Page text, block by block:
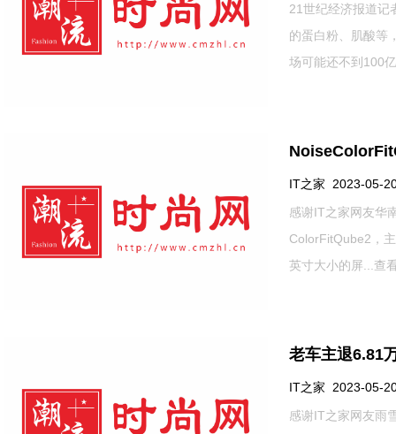
21世纪经济报道记
的蛋白粉、肌酸等
场可能还不到100
IT之家 2023-05-
感谢IT之家网友华
ColorFitQube2，
英寸大小的屏... 查
老车主退6.81
IT之家 2023-05-
感谢IT之家网友雨